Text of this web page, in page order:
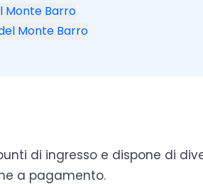
Monte Barro
Monte Barro
di ingresso e dispone di
a pagamento.